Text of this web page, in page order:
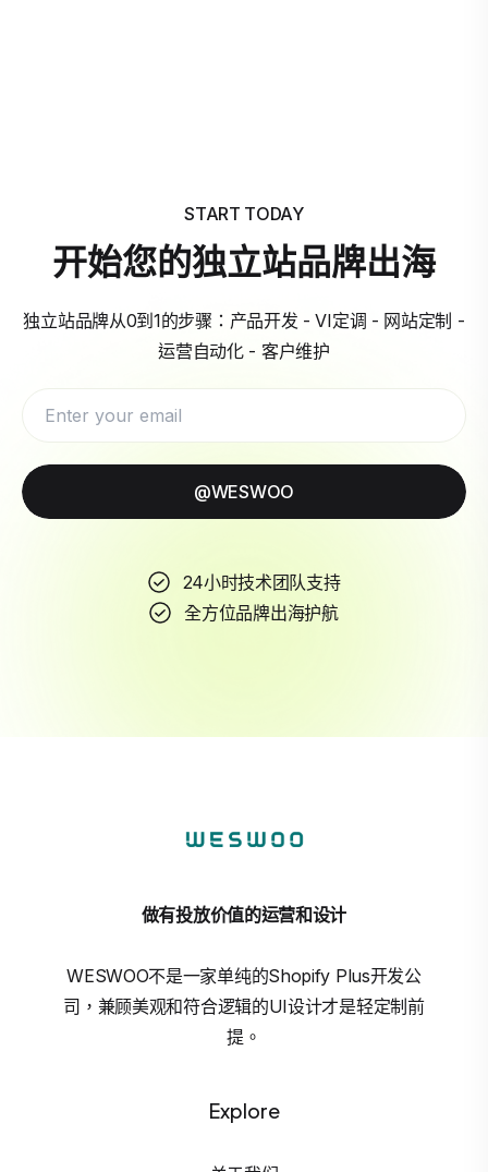
START TODAY
开始您的独立站品牌出海
独立站品牌从0到1的步骤：产品开发 - VI定调 - 网站定制 -
运营自动化 - 客户维护
@WESWOO
24小时技术团队支持
全方位品牌出海护航
做有投放价值的运营和设计
WESWOO不是一家单纯的Shopify Plus开发公
司，兼顾美观和符合逻辑的UI设计才是轻定制前
提。
Explore